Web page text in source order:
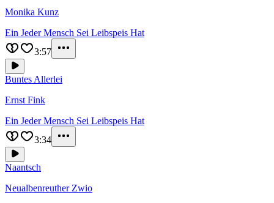
Monika Kunz
Ein Jeder Mensch Sei Leibspeis Hat
3:57
Buntes Allerlei
Ernst Fink
Ein Jeder Mensch Sei Leibspeis Hat
3:34
Naantsch
Neualbenreuther Zwio